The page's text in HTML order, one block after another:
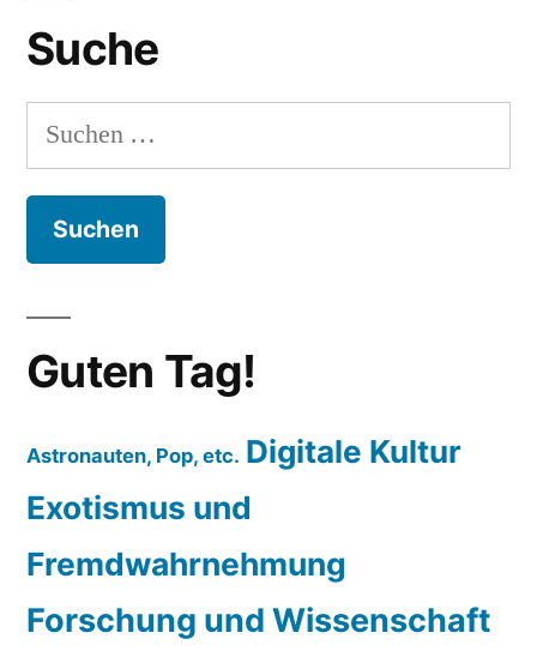
Suche
Suchen
nach:
Guten Tag!
Astronauten, Pop, etc. Digitale Kultur
Exotismus und
Fremdwahrnehmung
Forschung und Wissenschaft